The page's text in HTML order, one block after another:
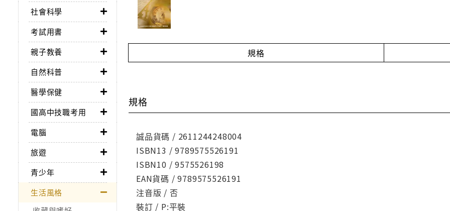
社會科學
考試用書
親子教養
自然科普
醫學保健
國高中技職考用
電腦
旅遊
青少年
生活風格
規格
規格
誠品貨碼 / 2611244248004
ISBN13 / 9789575526191
ISBN10 / 9575526198
EAN貨碼 / 9789575526191
注音版 / 否
裝訂 / P:平裝